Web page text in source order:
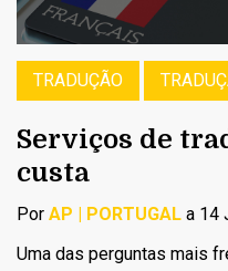
TRADUÇÃO
Serviços de
custa
Por AP | PORTUGAL a 14
Uma das perguntas mais